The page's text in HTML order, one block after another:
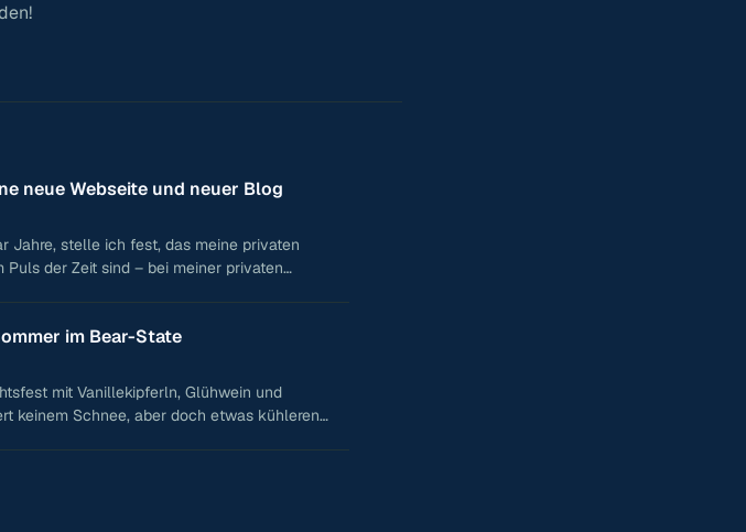
neue Webseite und neuer Blog
Jahre, stelle ich fest, das meine privaten
Puls der Zeit sind – bei meiner privaten
im Bear-State
mit Vanillekipferln, Glühwein und
keinem Schnee, aber doch etwas kühleren